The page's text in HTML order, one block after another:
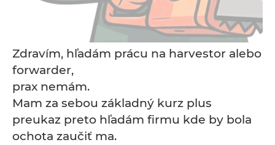
Zdravím, hľadám prácu na harvestor alebo
forwarder,
prax nemám.
Mam za sebou základný kurz plus
preukaz preto hľadám firmu kde by bola
ochota zaučiť ma.